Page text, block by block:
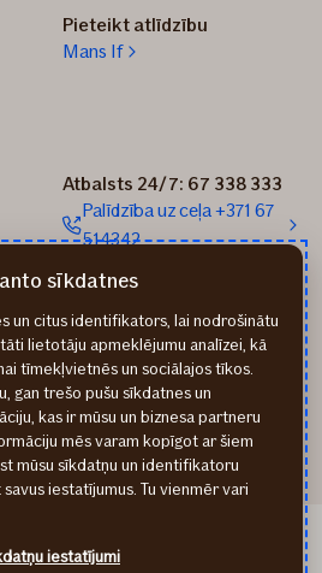
Pieteikt atlīdzību
Mans If
Atbalsts 24/7: 67 338 333
Palīdzība uz ceļa +371 67
514342
Sūtīt e-pastu: info@if.lv
If Apdrošināšanas
izplatītāji
Pirmslīguma informācija
Rekvizīti
EE
sīkdatnes
un citus identifikators, lai nodrošinātu
lietotāju apmeklējumu analīzei, kā
tīmekļvietnēs un sociālajos tīkos.
gan trešo pušu sīkdatnes un
kas ir mūsu un biznesa partneru
mēs varam kopīgot ar šiem
mūsu sīkdatņu un identifikatoru
iestatījumus. Tu vienmēr vari
iestatījumi